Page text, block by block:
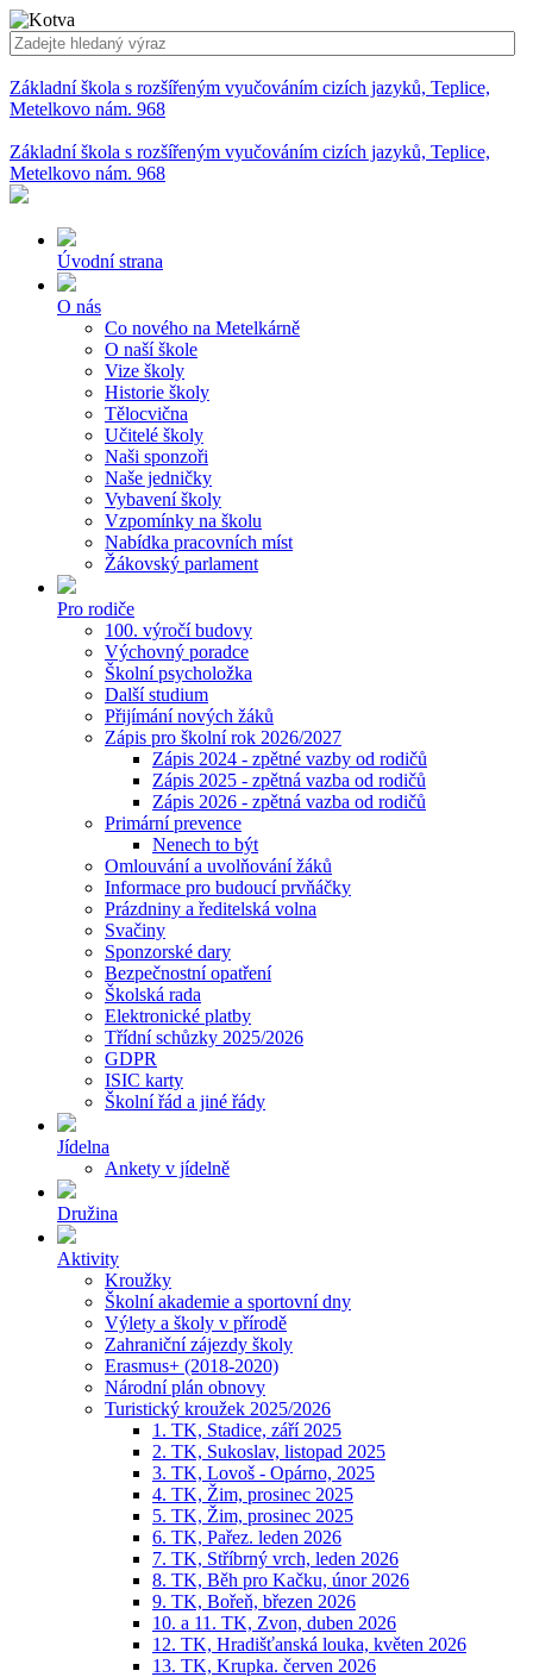
Základní škola s rozšířeným vyučováním cizích jazyků, Teplice,
Metelkovo nám. 968
Základní škola s rozšířeným vyučováním cizích jazyků, Teplice,
Metelkovo nám. 968
Úvodní strana
O nás
Co nového na Metelkárně
O naší škole
Vize školy
Historie školy
Tělocvična
Učitelé školy
Naši sponzoři
Naše jedničky
Vybavení školy
Vzpomínky na školu
Nabídka pracovních míst
Žákovský parlament
Pro rodiče
100. výročí budovy
Výchovný poradce
Školní psycholožka
Další studium
Přijímání nových žáků
Zápis pro školní rok 2026/2027
Zápis 2024 - zpětné vazby od rodičů
Zápis 2025 - zpětná vazba od rodičů
Zápis 2026 - zpětná vazba od rodičů
Primární prevence
Nenech to být
Omlouvání a uvolňování žáků
Informace pro budoucí prvňáčky
Prázdniny a ředitelská volna
Svačiny
Sponzorské dary
Bezpečnostní opatření
Školská rada
Elektronické platby
Třídní schůzky 2025/2026
GDPR
ISIC karty
Školní řád a jiné řády
Jídelna
Ankety v jídelně
Družina
Aktivity
Kroužky
Školní akademie a sportovní dny
Výlety a školy v přírodě
Zahraniční zájezdy školy
Erasmus+ (2018-2020)
Národní plán obnovy
Turistický kroužek 2025/2026
1. TK, Stadice, září 2025
2. TK, Sukoslav, listopad 2025
3. TK, Lovoš - Opárno, 2025
4. TK, Žim, prosinec 2025
5. TK, Žim, prosinec 2025
6. TK, Pařez. leden 2026
7. TK, Stříbrný vrch, leden 2026
8. TK, Běh pro Kačku, únor 2026
9. TK, Bořeň, březen 2026
10. a 11. TK, Zvon, duben 2026
12. TK, Hradišťanská louka, květen 2026
13. TK, Krupka. červen 2026